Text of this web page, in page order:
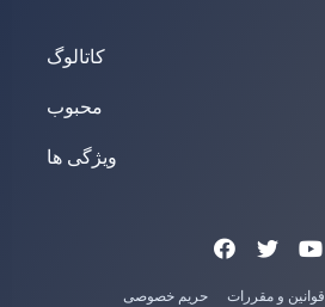
کاتالوگ
محبوب
ویژگی ها
حریم خصوصی قوانین و مقررات